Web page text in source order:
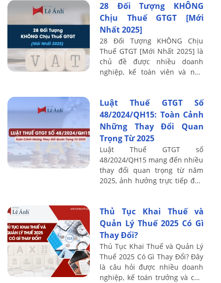
nhuận ...
28 Đối Tượng KHÔNG
Chịu Thuế GTGT [Mới
Nhất 2025]
28 Đối Tượng KHÔNG Chịu
Thuế GTGT [Mới Nhất 2025] là
chủ đề được nhiều doanh
nghiệp, kế toán viên và nhà
tục cập nhật. Qua ...
Luật Thuế GTGT Số
48/2024/QH15: Toàn Cảnh
Những Thay Đổi Quan
Trọng Từ 2025
Luật Thuế GTGT số
48/2024/QH15 mang đến nhiều
thay đổi quan trọng từ năm
2025, ảnh hưởng trực tiếp đến
tích toàn cảnh, ...
Thủ Tục Khai Thuế và
Quản Lý Thuế 2025 Có Gì
Thay Đổi?
Thủ Tục Khai Thuế và Quản Lý
Thuế 2025 Có Gì Thay Đổi? Đây
là câu hỏi được nhiều doanh
nghiệp, kế toán trưởng và chủ